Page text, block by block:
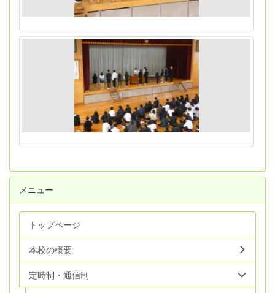
メニュー
トップページ
本校の概要
定時制・通信制